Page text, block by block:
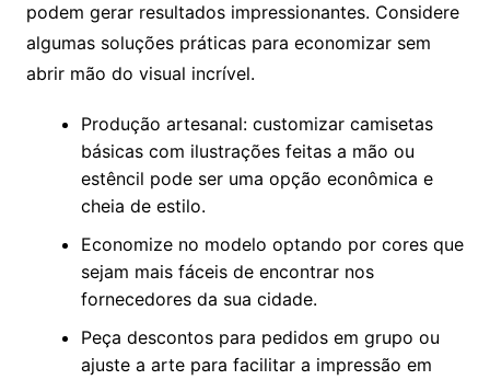
podem gerar resultados impressionantes. Considere
algumas soluções práticas para economizar sem
abrir mão do visual incrível.
Produção artesanal: customizar camisetas
básicas com ilustrações feitas a mão ou
estêncil pode ser uma opção econômica e
cheia de estilo.
Economize no modelo optando por cores que
sejam mais fáceis de encontrar nos
fornecedores da sua cidade.
Peça descontos para pedidos em grupo ou
ajuste a arte para facilitar a impressão em